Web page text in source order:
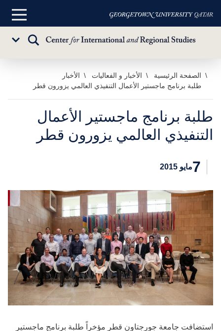
تخطي
المحتوى
الرئيسي
القائمة
تبديل
الصفحة الرئيسية الأخبار و الفعاليات
الأخبار
طلبة برنامج ماجستير الأعمال التنفيذي العالمي يزورون قطر
طلبة برنامج ماجستير الأعمال
التنفيذي العالمي يزورون قطر
7مايو 2015
استضافت جامعة جورجتاون قطر مؤخراً طلبة برنامج ماجستير